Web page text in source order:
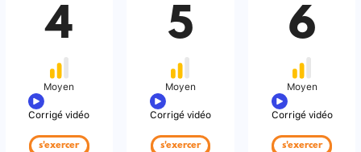
4
Moyen
Corrigé vidéo
s'exercer
5
Moyen
Corrigé vidéo
s'exercer
6
Moyen
Corrigé vidéo
s'exercer